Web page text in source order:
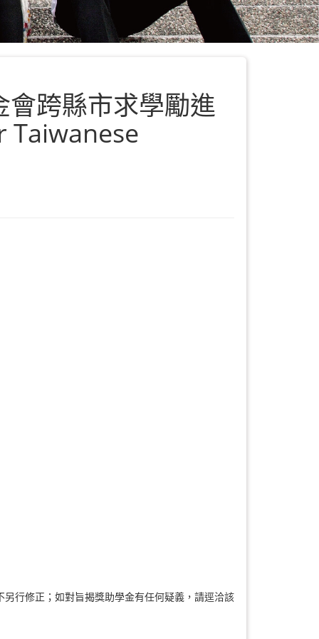
跨縣市求學勵進
Taiwanese
行修正；如對旨揭獎助學金有任何疑義，請逕洽該